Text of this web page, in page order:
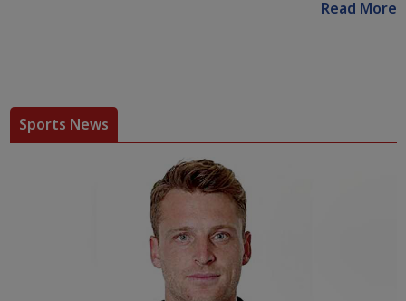
Read More
Sports News